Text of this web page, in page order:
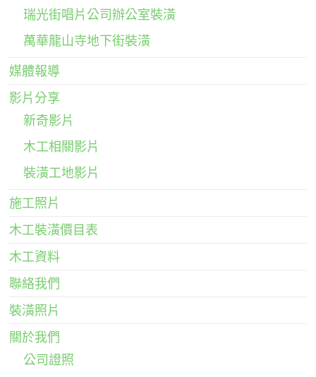
瑞光街唱片公司辦公室裝潢
萬華龍山寺地下街裝潢
媒體報導
影片分享
新奇影片
木工相關影片
裝潢工地影片
施工照片
木工裝潢價目表
木工資料
聯絡我們
裝潢照片
關於我們
公司證照